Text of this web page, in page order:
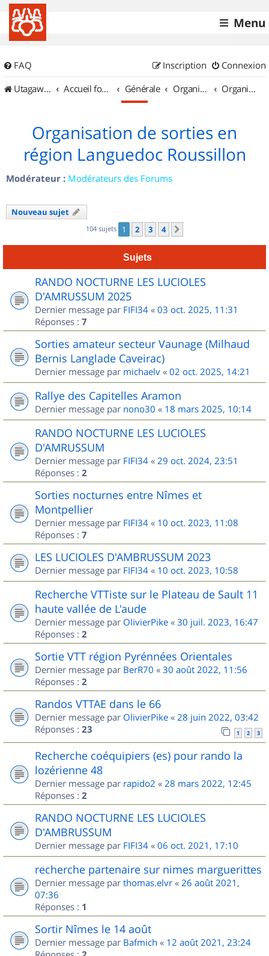
Menu
FAQ Connexion
Inscription
UtagawaVTT (Randos VTT et VTTAE avec traces GPS)
Accueil forum Générale Organisation de sorties & Recherche de partenaires Organisation de sorties en région Languedoc Roussillon
Organisation de sorties en
région Languedoc Roussillon
Modérateur : Modérateurs des Forums
Nouveau sujet
104 sujets 1 2 3 4
Sujets
RANDO NOCTURNE LES LUCIOLES
D'AMRUSSUM 2025
Dernier message par FIFI34 « 03 oct. 2025, 11:31
Réponses : 7
Sorties amateur secteur Vaunage (Milhaud
Bernis Langlade Caveirac)
Dernier message par michaelv « 02 oct. 2025, 14:21
Rallye des Capitelles Aramon
Dernier message par nono30 « 18 mars 2025, 10:14
RANDO NOCTURNE LES LUCIOLES
D'AMRUSSUM
Dernier message par FIFI34 « 29 oct. 2024, 23:51
Réponses : 2
Sorties nocturnes entre Nîmes et
Montpellier
Dernier message par FIFI34 « 10 oct. 2023, 11:08
Réponses : 7
LES LUCIOLES D'AMBRUSSUM 2023
Dernier message par FIFI34 « 10 oct. 2023, 10:58
Recherche VTTiste sur le Plateau de Sault 11
haute vallée de L'aude
Dernier message par OlivierPike « 30 juil. 2023, 16:47
Réponses : 2
Sortie VTT région Pyrénnées Orientales
Dernier message par BerR70 « 30 août 2022, 11:56
Réponses : 2
Randos VTTAE dans le 66
Dernier message par OlivierPike « 28 juin 2022, 03:42
Réponses : 23 1 2 3
Recherche coéquipiers (es) pour rando la
lozérienne 48
Dernier message par rapido2 « 28 mars 2022, 12:45
Réponses : 2
RANDO NOCTURNE LES LUCIOLES
D'AMBRUSSUM
Dernier message par FIFI34 « 06 oct. 2021, 17:10
recherche partenaire sur nimes marguerittes
Dernier message par thomas.elvr « 26 août 2021,
07:36
Réponses : 1
Sortir Nîmes le 14 août
Dernier message par Bafmich « 12 août 2021, 23:24